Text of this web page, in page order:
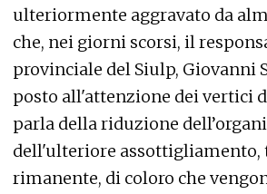
ulteriormente aggravato da
che, nei giorni scorsi, il
provinciale del Siulp, Giovanni
posto all'attenzione dei vertici
parla della riduzione
dell'ulteriore assottigliamento,
rimanente, di coloro che